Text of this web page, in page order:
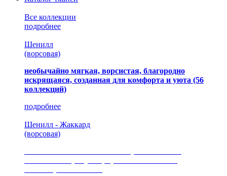
Все коллекции
подробнее
Шенилл
(ворсовая)
необычайно мягкая, ворсистая, благородно
искрящаяся, созданная для комфорта и уюта (56
коллекций)
подробнее
Шенилл - Жаккард
(ворсовая)